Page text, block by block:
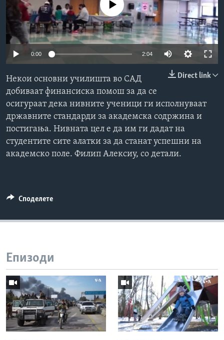
ИНТЕРВЈУА
Јазици
No media source currently available
0:00 2:04
Direct link
Некои основни училишта во САД
добиваат финансиска помош за да се
осигураат дека нивните ученици ги исполнуваат
државните стандарди за академска содржина и
постигања. Нивната цел е да им ги дадат на
студентите сите алатки за да станат успешни на
академско поле. Филип Алексиу, со детали.
Споделете
Епизоди